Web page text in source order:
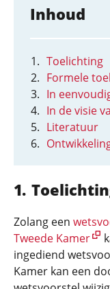
Inhoud
Toelichting
Formele
In
In de visie
Literatuur
Zolang een
Tweede Kamer
ingediend
Kamer kan een